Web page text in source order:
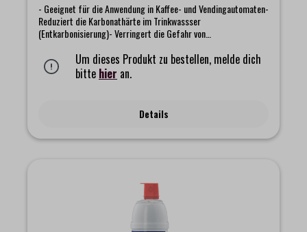
- Geeignet für die Anwendung in Kaffee- und Vendingautomaten-
Reduziert die Karbonathärte im Trinkwassser
(Entkarbonisierung)- Verringert die Gefahr von
geschmacks- und geruchstörende SubstanzenFilterung von ca.
7.000 LiternHinweis: die Lieferung erfolgt ohne Filterkopf
Um dieses Produkt zu bestellen, melde dich
bitte hier an.
Details